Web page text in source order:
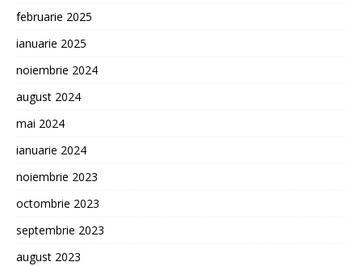
februarie 2025
ianuarie 2025
noiembrie 2024
august 2024
mai 2024
ianuarie 2024
noiembrie 2023
octombrie 2023
septembrie 2023
august 2023